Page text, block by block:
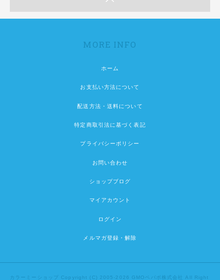
MORE INFO
ホーム
お支払い方法について
配送方法・送料について
特定商取引法に基づく表記
プライバシーポリシー
お問い合わせ
ショップブログ
マイアカウント
ログイン
メルマガ登録・解除
カラーミーショップ Copyright (C) 2005-2026 GMOペパボ株式会社 All Right